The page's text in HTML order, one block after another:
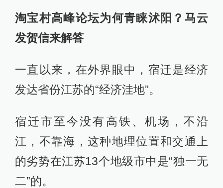
淘宝村高峰论坛为何青睐沭阳？马云
发贺信来解答
一直以来，在外界眼中，宿迁是经济
发达省份江苏的“经济洼地”。
宿迁市至今没有高铁、机场，不沿
江，不靠海，这种地理位置和交通上
的劣势在江苏13个地级市中是“独一无
二”的。